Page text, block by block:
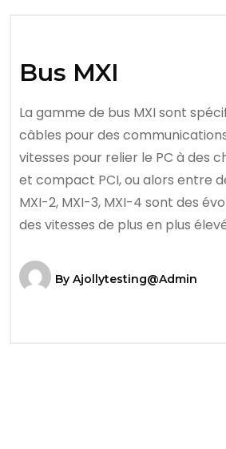
Bus MXI
La gamme de bus MXI sont
câbles pour des
vitesses pour relier le PC à des
et compact PCI, ou alors entre
MXI-2, MXI-3, MXI-4 sont des
des vitesses de plus en plus
By Ajollytesting@admin